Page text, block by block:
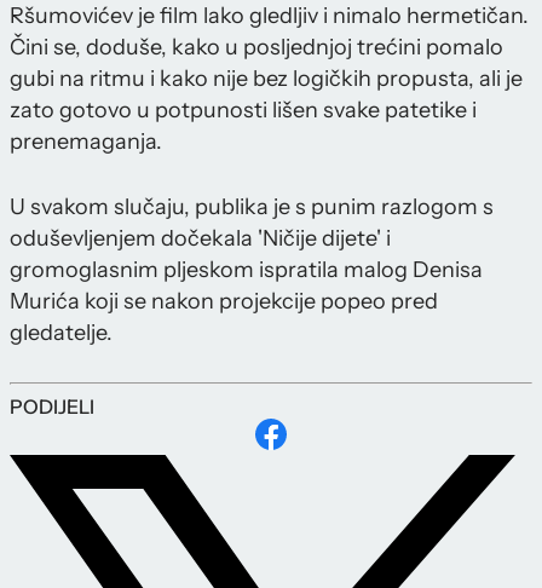
Ršumovićev je film lako gledljiv i nimalo hermetičan.
Čini se, doduše, kako u posljednjoj trećini pomalo
gubi na ritmu i kako nije bez logičkih propusta, ali je
zato gotovo u potpunosti lišen svake patetike i
prenemaganja.
U svakom slučaju, publika je s punim razlogom s
oduševljenjem dočekala 'Ničije dijete' i
gromoglasnim pljeskom ispratila malog Denisa
Murića koji se nakon projekcije popeo pred
gledatelje.
PODIJELI